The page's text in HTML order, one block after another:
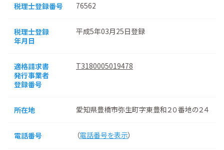
税理士登録番号 76562
税理士登録
年月日
平成5年03月25日登録
適格請求書
発行事業者
登録番号
T3180005019478
所在地 愛知県豊橋市弥生町字東豊和２０番地の２４
電話番号 （電話番号を表示）